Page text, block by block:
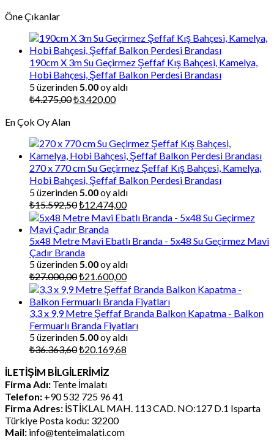
Öne Çıkanlar
190cm X 3m Su Geçirmez Şeffaf Kış Bahçesi, Kamelya,
Hobi Bahçesi, Şeffaf Balkon Perdesi Brandası
5 üzerinden5.00oy aldı
₺4.275,00Orijinal
₺3.420,00Şu
En Çok Oy Alan
270 x 770 cm Su Geçirmez Şeffaf Kış Bahçesi, Kamelya,
Hobi Bahçesi, Şeffaf Balkon Perdesi Brandası
5 üzerinden5.00oy aldı
₺15.592,50Orijinal
fiyat:
₺15.592,50.
₺12.474,00Şu
andaki
₺12.474,00.
5x48 Metre Mavi Ebatlı Branda - 5x48 Su Geçirmez Mavi
Çadır Branda
5 üzerinden5.00oy aldı
₺27.000,00Orijinal
fiyat:
₺27.000,00.
₺21.600,00Şu
andaki
fiyat:
₺21.600,00.
3,3 x 9,9 Metre Şeffaf Branda Balkon Kapatma - Balkon
Fermuarlı Branda Fiyatları
5 üzerinden5.00oy aldı
₺36.363,60Orijinal
₺36.363,60.
₺20.169,68
İLETİŞİM BİLGİLERİMİZ
Firma Adı: Tente İmalatı
Telefon: +90 532 725 96 41
Firma Adres: İSTİKLAL MAH. 113 CAD. NO:127 D.1 Isparta
Türkiye Posta kodu: 32200
Mail: info@tenteimalati.com